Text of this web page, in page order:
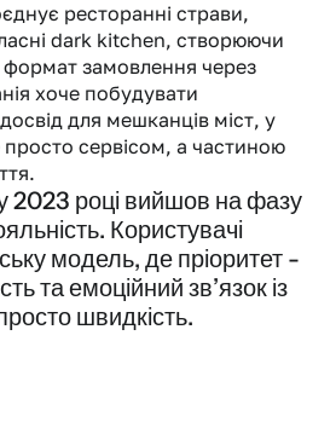
ресторанні страви,
dark kitchen, створюючи
замовлення через
хоче побудувати
для мешканців міст, у
сервісом, а частиною
2023 році вийшов на фазу
Користувачі
модель, де пріоритет -
та емоційний зв’язок із
швидкість.